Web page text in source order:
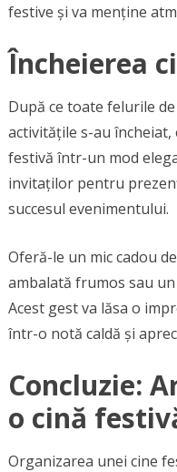
festive și va menține
Încheierea
După ce toate felurile
activitățile s-au
festivă într-un mod
invitaților pentru
succesul evenimentului.
Oferă-le un mic cadou
ambalată frumos sau
Acest gest va lăsa o
într-o notă caldă și
Concluzie:
o cină
Organizarea unei cine